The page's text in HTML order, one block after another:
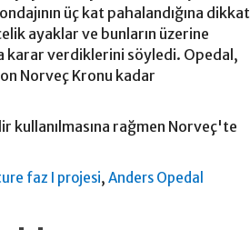
üç kat pahalandığına dikkat
ayaklar ve bunların üzerine
karar verdiklerini söyledi. Opedal,
Norveç Kronu kadar
kullanılmasına rağmen Norveç'te
faz I projesi,Anders Opedal